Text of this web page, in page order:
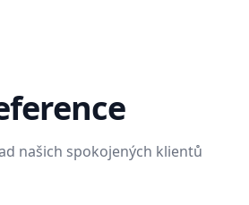
našich spokojených klientů